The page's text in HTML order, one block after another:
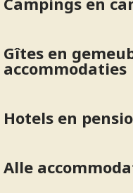
Gîtes en
accommodaties
Hotels en
Alle
Uriage
27
ons op